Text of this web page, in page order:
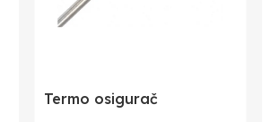
Termo osigurač